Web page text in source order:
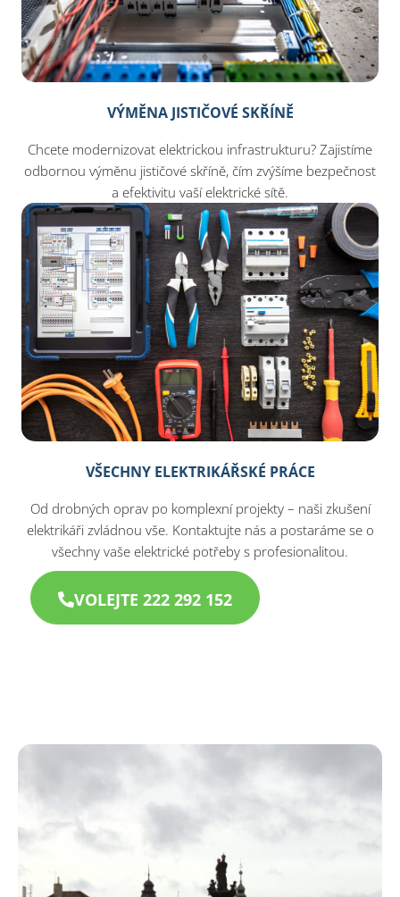
VÝMĚNA JISTIČOVÉ SKŘÍNĚ
Chcete modernizovat elektrickou infrastrukturu? Zajistíme
odbornou výměnu jističové skříně, čím zvýšíme bezpečnost
a efektivitu vaší elektrické sítě.
VŠECHNY ELEKTRIKÁŘSKÉ PRÁCE
Od drobných oprav po komplexní projekty – naši zkušení
elektrikáři zvládnou vše. Kontaktujte nás a postaráme se o
všechny vaše elektrické potřeby s profesionalitou.
VOLEJTE 222 292 152